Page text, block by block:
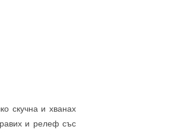
скучна и хванах
и релеф със